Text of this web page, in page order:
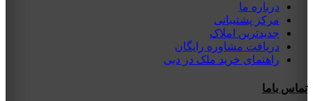
درباره ما
مرکز پشتیبانی
جدیدترین املاک
دریافت مشاوره رایگان
راهنمای خرید ملک در دبی
تماس باما